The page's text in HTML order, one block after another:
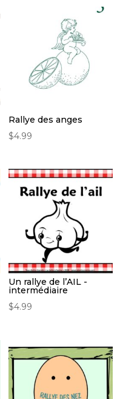
Rallye des anges
$4.99
Un rallye de l’AIL -
intermédiaire
$4.99